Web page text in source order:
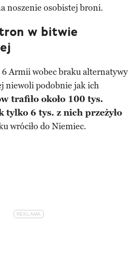
noszenie osobistej broni.
w bitwie
Armii wobec braku alternatywy
niewoli podobnie jak ich
trafiło około 100 tys.
tylko 6 tys. z nich przeżyło
wróciło do Niemiec.